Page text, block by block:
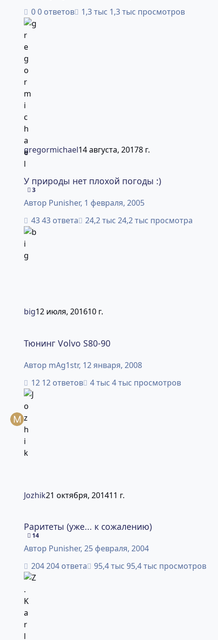
0 ответов
1,3 тыс просмотров
gregormichael14 августа, 20178 г.
У природы нет плохой погоды :)
3
Автор Punisher, 1 февраля, 2005
43 ответа
24,2 тыс просмотра
big12 июля, 201610 г.
Тюнинг Volvo S80-90
Автор mAg1str, 12 января, 2008
12 ответов
4 тыс просмотров
Jozhik21 октября, 201411 г.
Раритеты (уже... к сожалению)
14
Автор Punisher, 25 февраля, 2004
204 ответа
95,4 тыс просмотров